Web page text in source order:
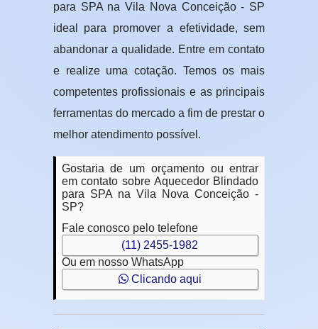
para SPA na Vila Nova Conceição - SP
ideal para promover a efetividade, sem
abandonar a qualidade. Entre em contato
e realize uma cotação. Temos os mais
competentes profissionais e as principais
ferramentas do mercado a fim de prestar o
melhor atendimento possível.
Gostaria de um orçamento ou entrar
em contato sobre Aquecedor Blindado
para SPA na Vila Nova Conceição -
SP?
Fale conosco pelo telefone
(11) 2455-1982
Ou em nosso WhatsApp
Clicando aqui